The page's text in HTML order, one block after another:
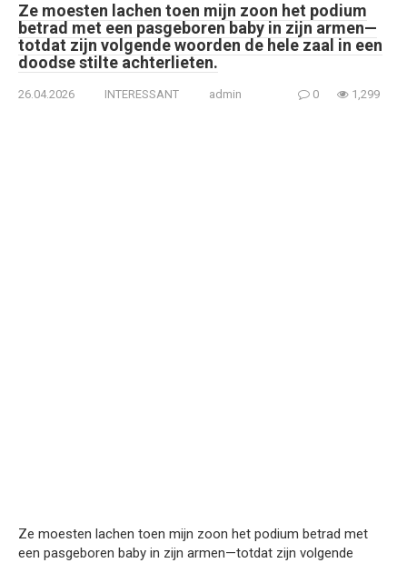
Ze moesten lachen toen mijn zoon het podium
betrad met een pasgeboren baby in zijn armen—
totdat zijn volgende woorden de hele zaal in een
doodse stilte achterlieten.
26.04.2026 INTERESSANT admin 0 1,299
Ze moesten lachen toen mijn zoon het podium betrad met
een pasgeboren baby in zijn armen—totdat zijn volgende